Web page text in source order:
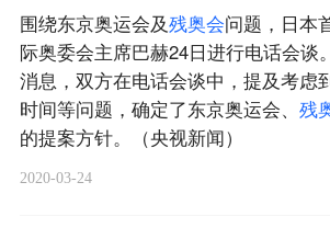
围绕东京奥运会及残奥会问题，日本
际奥委会主席巴赫24日进行电话会谈
消息，双方在电话会谈中，提及考虑
时间等问题，确定了东京奥运会、 残
的提案方针。（央视新闻）
2020-03-24